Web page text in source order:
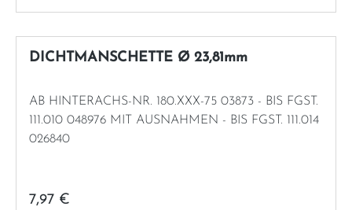
DICHTMANSCHETTE Ø 23,81mm
AB HINTERACHS-NR. 180.XXX-75 03873 - BIS FGST.
111.010 048976 MIT AUSNAHMEN - BIS FGST. 111.014
026840
Regulärer Preis:
7,97 €